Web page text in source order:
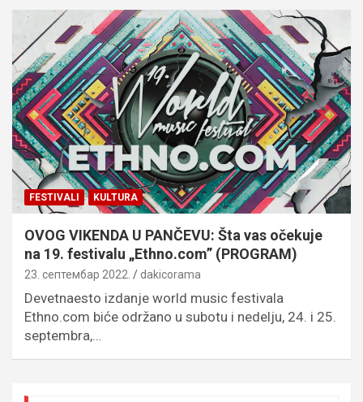
FESTIVALI KULTURA
OVOG VIKENDA U PANČEVU: Šta vas očekuje
na 19. festivalu „Ethno.com” (PROGRAM)
23. септембар 2022. dakicorama
Devetnaesto izdanje world music festivala
Ethno.com biće održano u subotu i nedelju, 24. i 25.
septembra,…